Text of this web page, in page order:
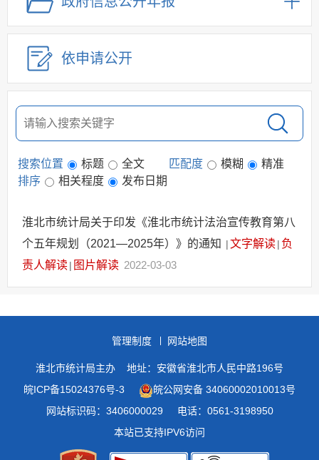
建议提案办理
公务员及事业单位招录
应急管理
回应关切
监督保障
其他法定信息
依申请公开
搜索位置 标题 全文 匹配度 模糊
精准
排序
相关程度 发布日期
淮北市统计局关于印发《淮北市统计法治宣传教育第八
个五年规划（2021—2025年）》的通知 |文字解读| 负
责人解读| 图片解读 2022-03-03
管理制度 网站地图
淮北市统计局主办
地址：安徽省淮北市人民中路196号
皖ICP备15024376号-3
皖公网安备 34060002010013号
网站标识码：3406000029
电话：0561-3198950
本站已支持IPV6访问